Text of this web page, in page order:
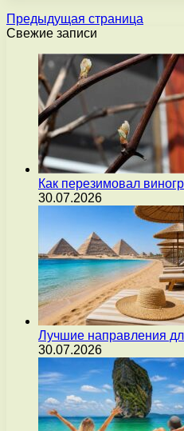
Предыдущая страница
Свежие записи
Как перезимовал
30.07.2026
Лучшие направления
30.07.2026